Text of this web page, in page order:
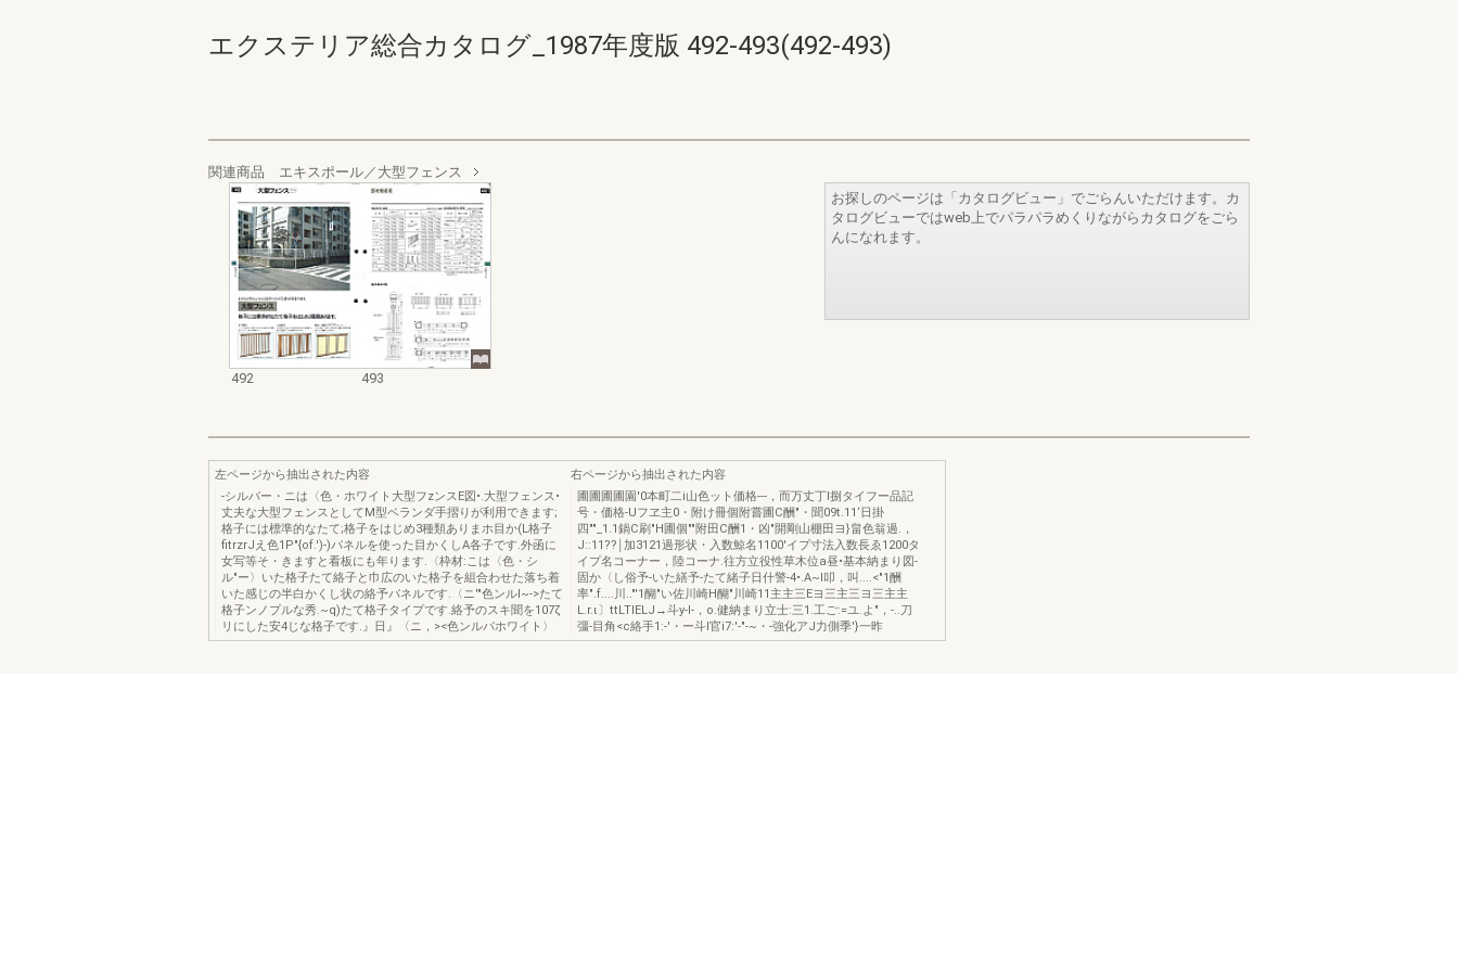
エクステリア総合カタログ_1987年度版 492-493(492-493)
関連商品 エキスポール／大型フェンス
492 493
お探しのページは「カタログビュー」でごらんいただけます。カ
タログビューではweb上でパラパラめくりながらカタログをごら
んになれます。
左ページから抽出された内容
-シルバー・ニは〈色・ホワイト大型フzンスE図•.大型フェンス•
丈夫な大型フェンスとしてM型ベランダ手摺りが利用できます;
格子には標準的なたて;格子をはじめ3種類ありまホ目か(L格子
fitrzrJえ色1P"{of.')-)パネルを使った目かくしA各子です.外函に
女写等そ・きますと看板にも年ります.〈枠材:こは〈色・シ
ル"ー〉いた格子たて絡子と巾広のいた格子を組合わせた落ち着
いた感じの半白かくし状の絡予バネルです.〈ニ'"色ンルI~->たて
格子ンノプルな秀.~q)たて格子タイプです.絡予のスキ聞を107ζ
リにした安4じな格子です.』日』〈ニ，><色ンルパホワイト〉
右ページから抽出された内容
圃圃圃圃園'0本町二i山色ット価格---，而万丈丁l捌タイフー品記
号・価格-Uフヱ主0・附け冊個附嘗圃C酬"・聞09t.11‘日掛
四""_1.1鍋C刷"H圃個""附田C酬1・凶"開剛山棚田ヨ}畠色翁過.，
J::11??￨加3121過形状・入数鯨名1100'イプ寸法入数長ゑ1200タ
イプ名コーナー，陸コーナ.往方立役性草木位a昼•基本納まり図-
固か〈し俗予-いた繕予-たて緒子日什警-4•.A~I叩，叫....<"1酬
率".f....川.."'1醐"い佐川崎H醐"川崎11主主三Eヨ三主三ヨ三主主
L.r.ι〕ttLTIELJ→斗y-l-，o.健納まり立士:三1.工ご:=ユ.よ"，-..刀
彊-目角<c絡手1:-'・ー斗l官i7:'-"-~・-強化アJ力側季'}一昨